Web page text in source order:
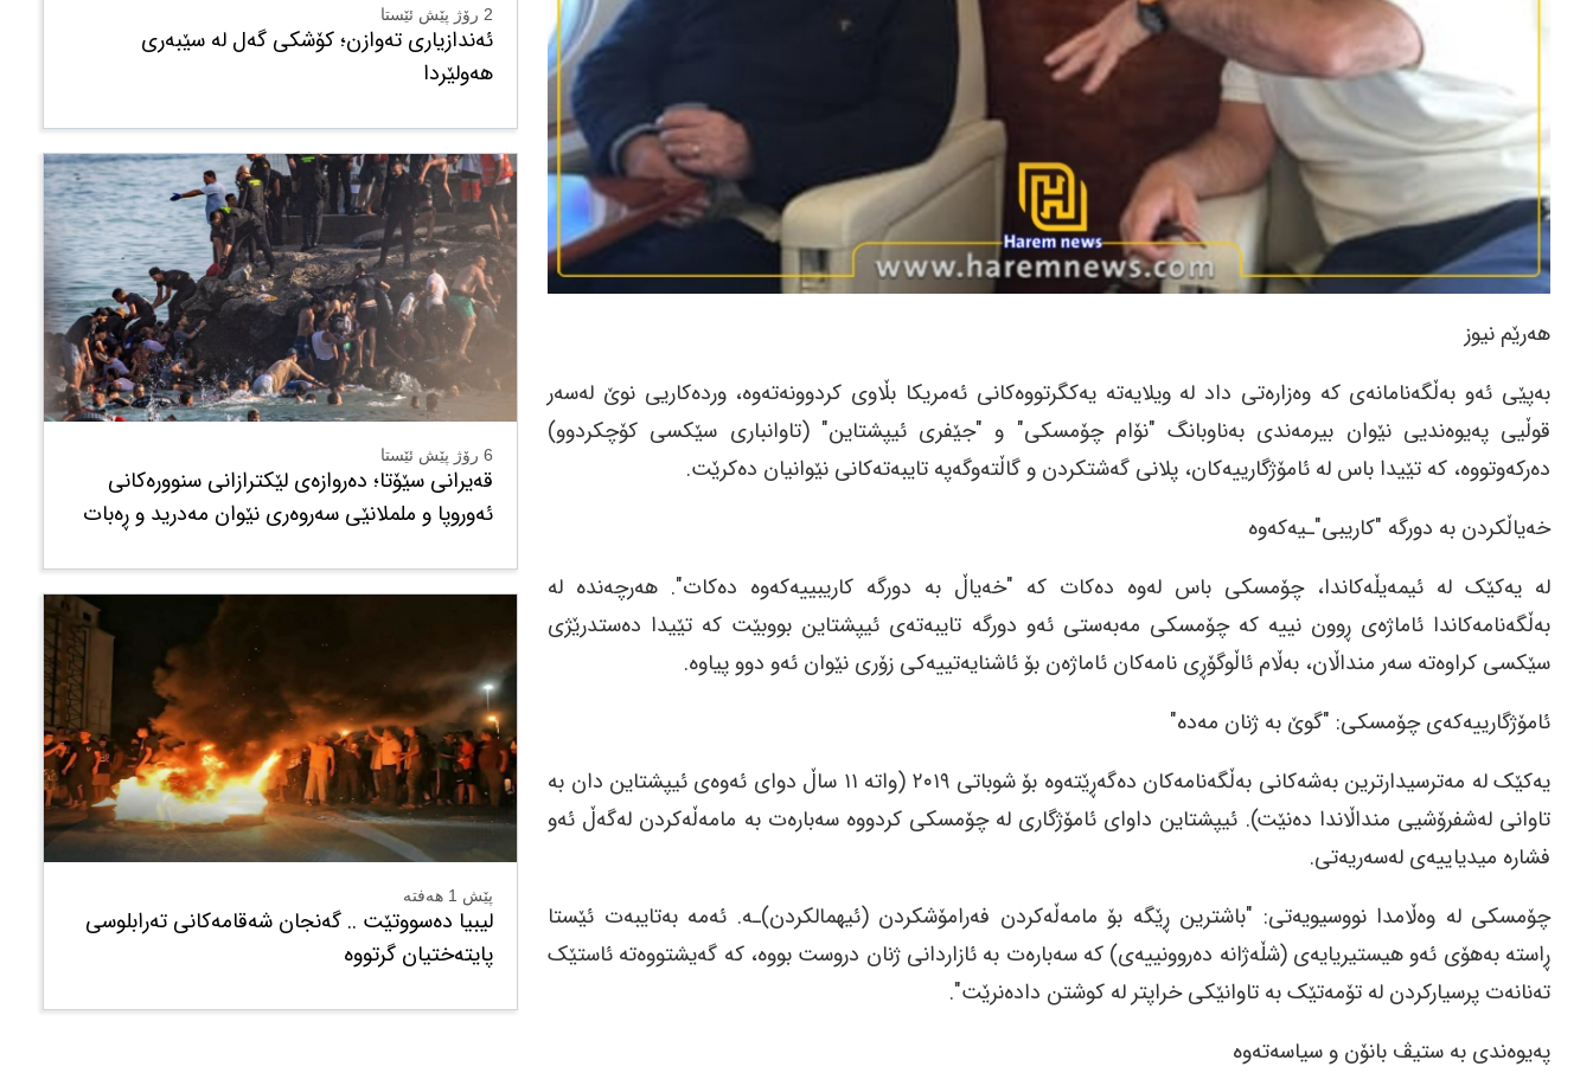
هەرێم نیوز
بەپێی ئەو بەڵگەنامانەی کە وەزارەتی داد لە ویلایەتە یەکگرتووەکانی ئەمریکا بڵاوی کردوونەتەوە، وردەکاریی نوێ لەسەر
قوڵیی پەیوەندیی نێوان بیرمەندی بەناوبانگ "نۆام چۆمسکی" و "جێفری ئیپشتاین" (تاوانباری سێکسی کۆچکردوو)
دەرکەوتووە، کە تێیدا باس لە ئامۆژگارییەکان، پلانی گەشتکردن و گاڵتەوگەپە تایبەتەکانی نێوانیان دەکرێت.
خەیاڵکردن بە دورگە "کاریبی"ـیەکەوە
لە یەکێک لە ئیمەیڵەکاندا، چۆمسکی باس لەوە دەکات کە "خەیاڵ بە دورگە کاریبییەکەوە دەکات". هەرچەندە لە
بەڵگەنامەکاندا ئاماژەی ڕوون نییە کە چۆمسکی مەبەستی ئەو دورگە تایبەتەی ئیپشتاین بووبێت کە تێیدا دەستدرێژی
سێکسی کراوەتە سەر منداڵان، بەڵام ئاڵوگۆڕی نامەکان ئاماژەن بۆ ئاشنایەتییەکی زۆری نێوان ئەو دوو پیاوە.
ئامۆژگارییەکەی چۆمسکی: "گوێ بە ژنان مەدە"
یەکێک لە مەترسیدارترین بەشەکانی بەڵگەنامەکان دەگەڕێتەوە بۆ شوباتی ٢٠١٩ (واتە ١١ ساڵ دوای ئەوەی ئیپشتاین دان بە
تاوانی لەشفرۆشیی منداڵاندا دەنێت). ئیپشتاین داوای ئامۆژگاری لە چۆمسکی کردووە سەبارەت بە مامەڵەکردن لەگەڵ ئەو
فشارە میدیاییەی لەسەریەتی.
چۆمسکی لە وەڵامدا نووسیویەتی: "باشترین ڕێگە بۆ مامەڵەکردن فەرامۆشکردن (ئیهمالکردن)ـە. ئەمە بەتایبەت ئێستا
ڕاستە بەهۆی ئەو هیستیریایەی (شڵەژانە دەروونییەی) کە سەبارەت بە ئازاردانی ژنان دروست بووە، کە گەیشتووەتە ئاستێک
تەنانەت پرسیارکردن لە تۆمەتێک بە تاوانێکی خراپتر لە کوشتن دادەنرێت".
پەیوەندی بە ستیڤ بانۆن و سیاسەتەوە
2 رۆژ پێش ئێستا
ئەندازیاری تەوازن؛ کۆشکی گەل لە سێبەری
هەولێردا
6 رۆژ پێش ئێستا
قەیرانی سێۆتا؛ دەروازەی لێکترازانی سنوورەکانی
ئەوروپا و ململانێی سەروەری نێوان مەدرید و ڕەبات
پێش 1 هەفتە
لیبیا دەسووتێت .. گەنجان شەقامەکانی تەرابلوسی
پایتەختیان گرتووە